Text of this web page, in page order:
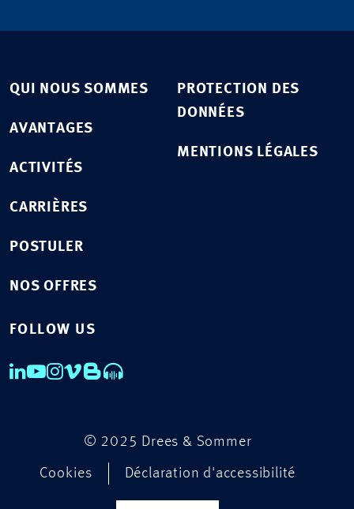
QUI NOUS SOMMES
AVANTAGES
ACTIVITÉS
CARRIÈRES
POSTULER
NOS OFFRES
PROTECTION DES
DONNÉES
MENTIONS LÉGALES
FOLLOW US
© 2025 Drees & Sommer
Cookies Déclaration d'accessibilité